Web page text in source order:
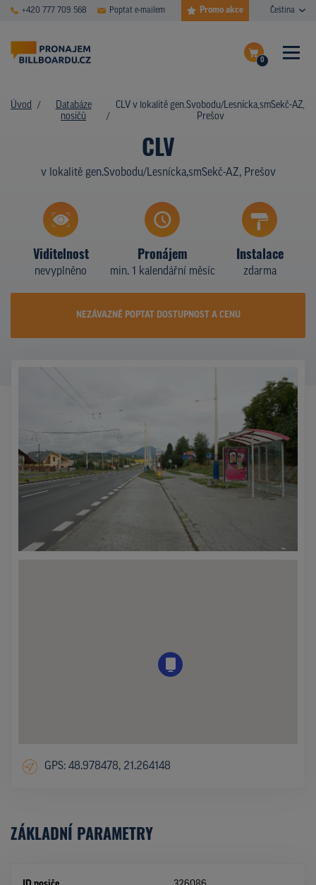
+420 777 709 568 Poptat e-mailem Promo akce Čeština
0
Dokončit poptávku
ČASTÉ DOTAZY
PLOCHY V AKCI
TYPY NOSIČŮ
Z PRAXE
Úvod
Databáze
nosičů
CLV v lokalitě gen.Svobodu/Lesnícka,smSekč-AZ,
Prešov
CLV
v lokalitě gen.Svobodu/Lesnícka,smSekč-AZ, Prešov
Viditelnost
nevyplněno
Pronájem
min. 1 kalendářní měsíc
Instalace
zdarma
NEZÁVAZNĚ POPTAT DOSTUPNOST A CENU
GPS: 48.978478, 21.264148
ZÁKLADNÍ PARAMETRY